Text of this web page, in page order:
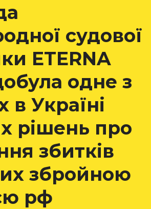
судової
ETERNA
одне з
в Україні
рішень про
збитків
збройною
рф